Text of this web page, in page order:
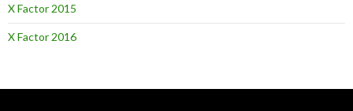
X Factor 2015
X Factor 2016